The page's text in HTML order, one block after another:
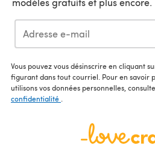
Vous pouvez vous désinscrire en cliquant
figurant dans tout courriel. Pour en savoir
utilisons vos données personnelles,
confidentialité